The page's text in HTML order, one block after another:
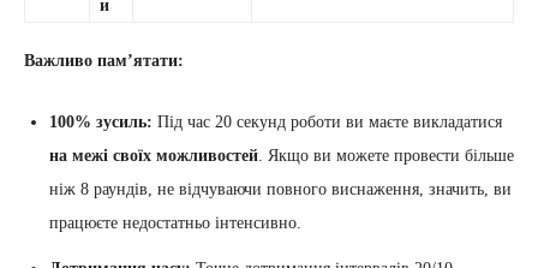
и
Важливо пам’ятати:
100% зусиль: Під час 20 секунд роботи ви маєте викладатися
на межі своїх можливостей. Якщо ви можете провести більше
ніж 8 раундів, не відчуваючи повного виснаження, значить, ви
працюєте недостатньо інтенсивно.